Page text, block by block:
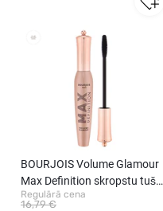
BOURJOIS Volume Glamour
Max Definition skropstu tuša,
Black, 12ml
Regulārā cena
16,79 €